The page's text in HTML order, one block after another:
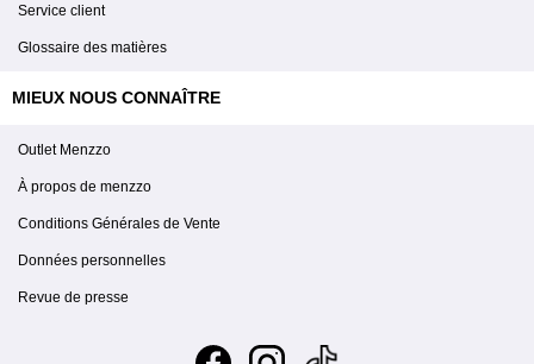
Service client
Glossaire des matières
MIEUX NOUS CONNAÎTRE
Outlet Menzzo
À propos de menzzo
Conditions Générales de Vente
Données personnelles
Revue de presse